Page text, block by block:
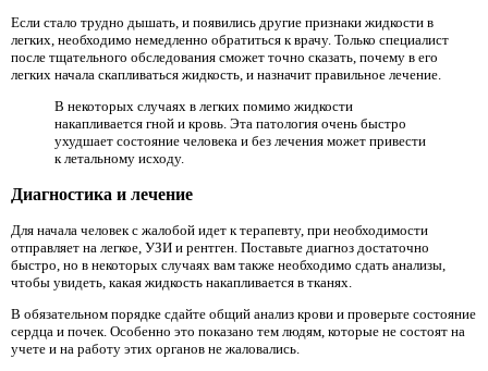
Если стало трудно дышать, и появились другие признаки жидкости в
легких, необходимо немедленно обратиться к врачу. Только специалист
после тщательного обследования сможет точно сказать, почему в его
легких начала скапливаться жидкость, и назначит правильное лечение.
В некоторых случаях в легких помимо жидкости
накапливается гной и кровь. Эта патология очень быстро
ухудшает состояние человека и без лечения может привести
к летальному исходу.
Диагностика и лечение
Для начала человек с жалобой идет к терапевту, при необходимости
отправляет на легкое, УЗИ и рентген. Поставьте диагноз достаточно
быстро, но в некоторых случаях вам также необходимо сдать анализы,
чтобы увидеть, какая жидкость накапливается в тканях.
В обязательном порядке сдайте общий анализ крови и проверьте состояние
сердца и почек. Особенно это показано тем людям, которые не состоят на
учете и на работу этих органов не жаловались.